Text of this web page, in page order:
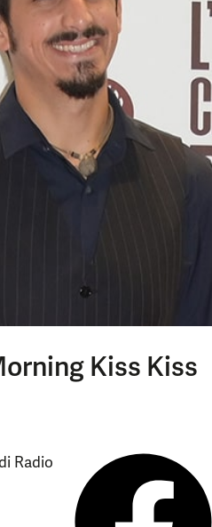
Kiss Kiss
Radio